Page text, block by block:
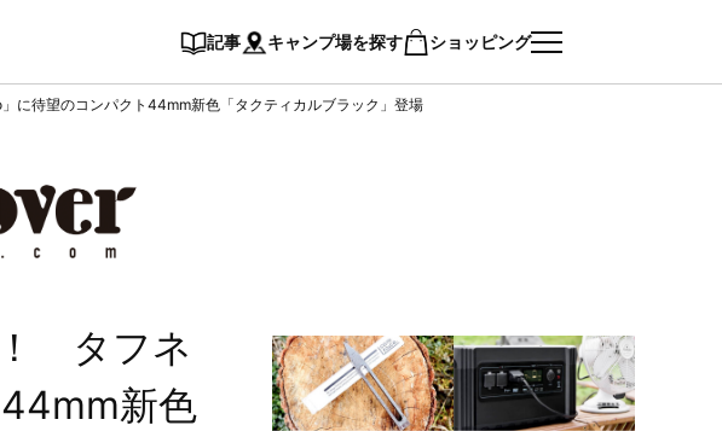
記事 キャンプ場を探す ショッピング
待望のコンパクト44mm新色「タクティカルブラック」登場
！ タフネ
新色